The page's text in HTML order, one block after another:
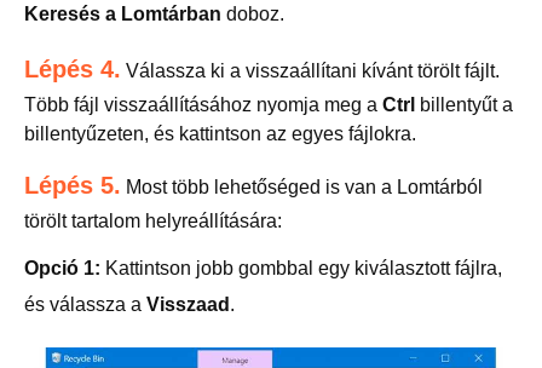
Keresés a Lomtárban doboz.
Lépés 4. Válassza ki a visszaállítani kívánt törölt fájlt.
Több fájl visszaállításához nyomja meg a Ctrl billentyűt a
billentyűzeten, és kattintson az egyes fájlokra.
Lépés 5. Most több lehetőséged is van a Lomtárból
törölt tartalom helyreállítására:
Opció 1: Kattintson jobb gombbal egy kiválasztott fájlra,
és válassza a Visszaad .